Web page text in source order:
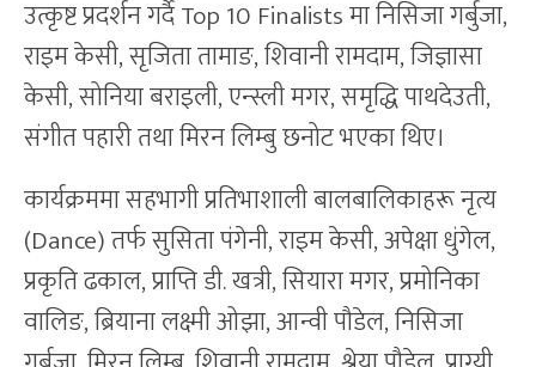
उत्कृष्ट प्रदर्शन गर्दै Top 10 Finalists मा निसिजा गर्बुजा,
राइम केसी, सृजिता तामाङ, शिवानी रामदाम, जिज्ञासा
केसी, सोनिया बराइली, एन्स्ली मगर, समृद्धि पाथदेउती,
संगीत पहारी तथा मिरन लिम्बु छनोट भएका थिए।
कार्यक्रममा सहभागी प्रतिभाशाली बालबालिकाहरू नृत्य
(Dance) तर्फ सुसिता पंगेनी, राइम केसी, अपेक्षा धुंगेल,
प्रकृति ढकाल, प्राप्ति डी. खत्री, सियारा मगर, प्रमोनिका
वालिङ, ब्रियाना लक्ष्मी ओझा, आन्वी पौडेल, निसिजा